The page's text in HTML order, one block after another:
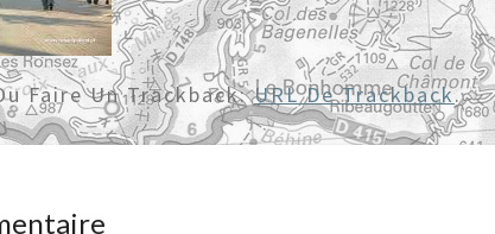
Faire Un Trackback:URL De Trackback.